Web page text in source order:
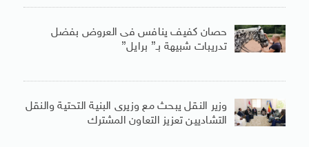
حصان كفيف ينافس فى العروض بفضل
تدريبات شبيهة بـ” برايل”
وزير النقل يبحث مع وزيرى البنية التحتية والنقل
التشاديين تعزيز التعاون المشترك